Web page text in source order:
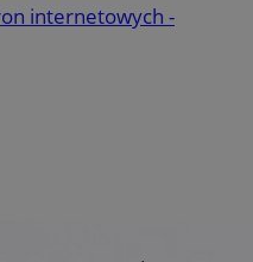
internetowych -